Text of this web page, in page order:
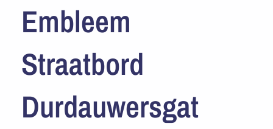
Embleem
Straatbord
Durdauwersgat